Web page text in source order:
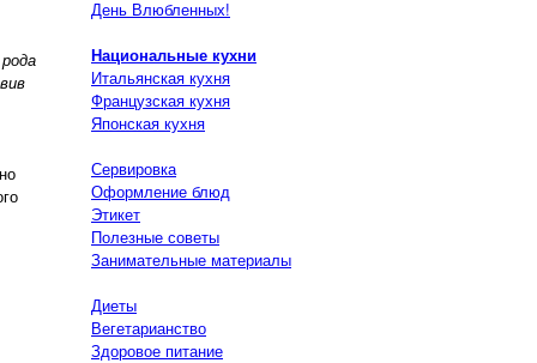
День Влюбленных!
Национальные кухни
Итальянская кухня
Французская кухня
Японская кухня
Сервировка
Оформление блюд
Этикет
Полезные советы
Занимательные материалы
Диеты
Вегетарианство
Здоровое питание